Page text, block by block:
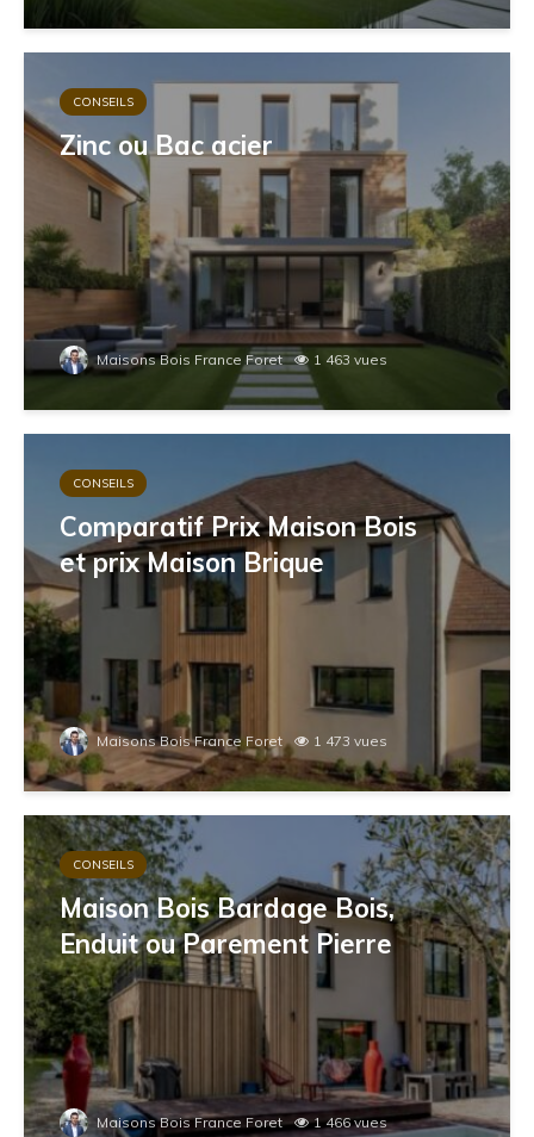
CONSEILS
Zinc ou Bac acier
Maisons Bois France Foret 1 463 vues
CONSEILS
Comparatif Prix Maison Bois
et prix Maison Brique
Maisons Bois France Foret 1 473 vues
CONSEILS
Maison Bois Bardage Bois,
Enduit ou Parement Pierre
Maisons Bois France Foret 1 466 vues